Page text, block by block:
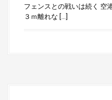
フェンスとの戦いは続く 空
３ｍ離れな […]